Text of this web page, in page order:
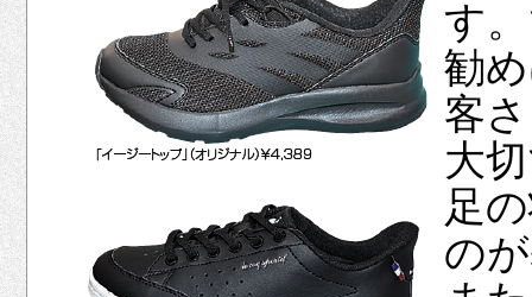
す
勧
客
大
足
の